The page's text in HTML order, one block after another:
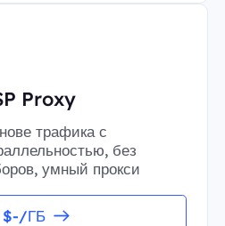
Proxy
трафика с
без
умный прокси
$-/ГБ